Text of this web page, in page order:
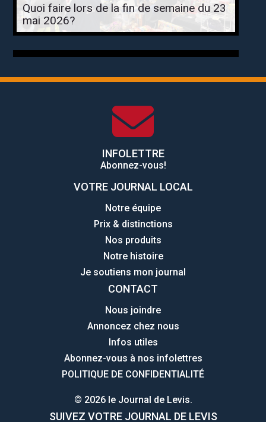
Quoi faire lors de la fin de semaine du 23
mai 2026?
INFOLETTRE
Abonnez-vous!
VOTRE JOURNAL LOCAL
Notre équipe
Prix & distinctions
Nos produits
Notre histoire
Je soutiens mon journal
CONTACT
Nous joindre
Annoncez chez nous
Infos utiles
Abonnez-vous à nos infolettres
POLITIQUE DE CONFIDENTIALITÉ
© 2026 le Journal de Levis.
SUIVEZ VOTRE JOURNAL DE LEVIS